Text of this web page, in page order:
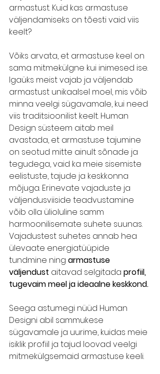
armastust. Kuid kas armastuse
väljendamiseks on tõesti vaid viis
keelt?
Võiks arvata, et armastuse keel on
sama mitmekülgne kui inimesed ise.
Igaüks meist vajab ja väljendab
armastust unikaalsel moel, mis võib
minna veelgi sügavamale, kui need
viis traditsioonilist keelt. Human
Design süsteem aitab meil
avastada, et armastuse tajumine
on seotud mitte ainult sõnade ja
tegudega, vaid ka meie sisemiste
eelistuste, tajude ja keskkonna
mõjuga. Erinevate vajaduste ja
väljendusviiside teadvustamine
võib olla ülioluline samm
harmoonilisemate suhete suunas.
Vajadustest suhetes annab hea
ülevaate energiatüüpide
tundmine ning armastuse
väljendust aitavad selgitada profiil,
tugevaim meel ja ideaalne keskkond.
Seega astumegi nüüd Human
Designi abil sammukese
sügavamale ja uurime, kuidas meie
isiklik profiil ja tajud loovad veelgi
mitmekülgsemaid armastuse keeli.